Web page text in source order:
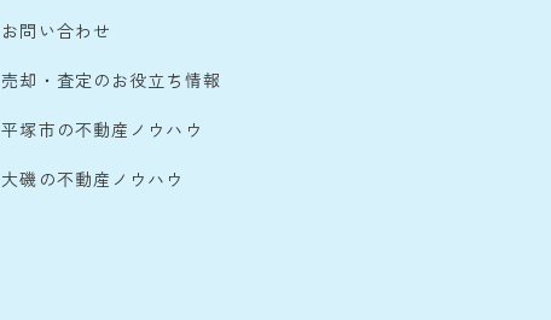
お問い合わせ
売却・査定のお役立ち情報
平塚市の不動産ノウハウ
大磯の不動産ノウハウ